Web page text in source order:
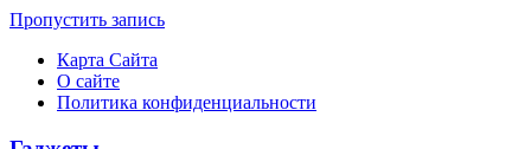
Пропустить запись
Карта Сайта
О сайте
Политика конфиденциальности